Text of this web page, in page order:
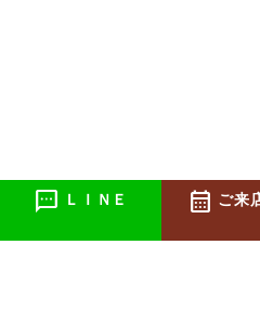
sms ＬＩＮＥ calendar_month ご来